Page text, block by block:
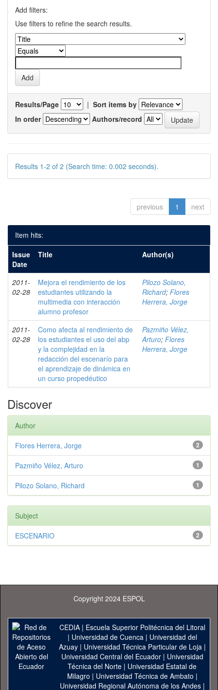
Add filters:
Use filters to refine the search results.
Results/Page | Sort items by
In order
Authors/record
Results 1-2 of 2 (Search time: 0.002 seconds).
previous 1 next
Item hits:
Issue
Date
Title Author(s)
2011-
02-28
Mejora el rendimiento de los
estudiantes utilizando la
multimedia con interacción
alumno profesor
Pilozo Solano,
Richard; Flores
Herrera, Jorge
2011-
02-28
Como afecta al rendimiento de
los estudiantes el uso del abp
y la complejidad en la
redacción del escenarío para
el aprendizaje de dinámica en
un curso propedéutico
Pazmiño Vélez,
Arturo; Flores
Herrera, Jorge
Discover
Author
2
Flores Herrera, Jorge
1
Pazmiño Vélez, Arturo
1
Pilozo Solano, Richard
Subject
2
ESCENARIO
Copyright 2024 ESPOL
CEDIA| Escuela Superior Politécnica del Litoral
| Universidad de Cuenca| Universidad del
Azuay| Universidad Técnica Particular de Loja|
Universidad Central del Ecuador| Universidad
Técnica del Norte | Universidad Estatal de
Milagro | Universidad Técnica de Ambato |
Universidad Regional Autónoma de los Andes|